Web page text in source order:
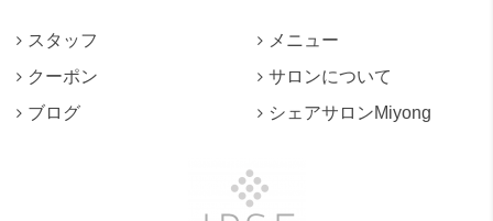
スタッフ
メニュー
クーポン
サロンについて
ブログ
シェアサロンMiyong